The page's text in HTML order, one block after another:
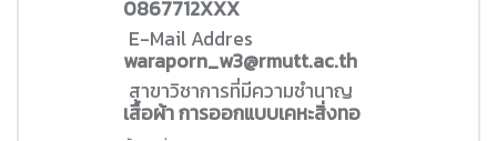
0867712XXX
E-Mail Addres
waraporn_w3@rmutt.ac.th
สาขาวิชาการที่มีความชำนาญ
เสื้อผ้า การออกแบบเคหะสิ่งทอ